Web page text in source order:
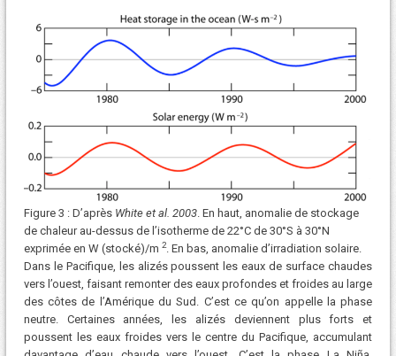
Figure 3 : D’après White et al. 2003. En haut, anomalie de stockage
de chaleur au-dessus de l’isotherme de 22°C de 30°S à 30°N
exprimée en W (stocké)/m 2. En bas, anomalie d’irradiation solaire.
Dans le Pacifique, les alizés poussent les eaux de surface chaudes
vers l’ouest, faisant remonter des eaux profondes et froides au large
des côtes de l’Amérique du Sud. C’est ce qu’on appelle la phase
neutre. Certaines années, les alizés deviennent plus forts et
poussent les eaux froides vers le centre du Pacifique, accumulant